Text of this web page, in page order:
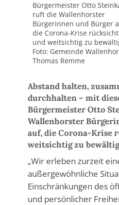
Bürgermeister Otto
ruft die Wallenhorster
Bürgerinnen und Bürger
die Corona-Krise
und weitsichtig zu
Foto: Gemeinde
Thomas Remme
Abstand halten,
durchhalten – mit
Bürgermeister Otto
Wallenhorster
auf, die Corona-Krise
weitsichtig zu
„Wir erleben zurzeit
außergewöhnliche
Einschränkungen des
und persönlicher